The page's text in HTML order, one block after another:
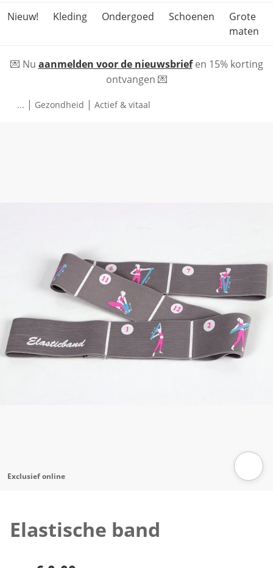
Nieuw!
Kleding Ondergoed Schoenen
Grote
maten
💌 Nu aanmelden voor de nieuwsbriefen 15% korting
ontvangen 💌
... | Gezondheid | Actief & vitaal
Exclusief online
Elastische band